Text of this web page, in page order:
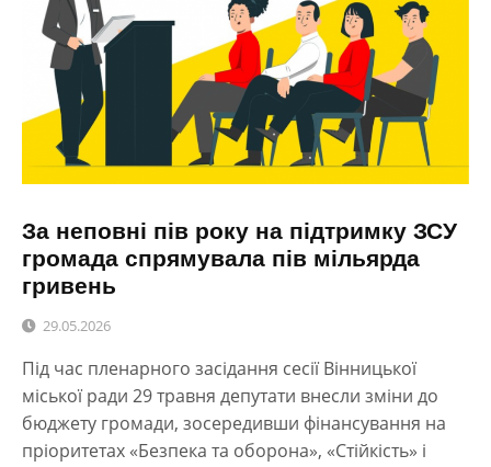
За неповні пів року на підтримку ЗСУ
громада спрямувала пів мільярда
гривень
29.05.2026
Під час пленарного засідання сесії Вінницької
міської ради 29 травня депутати внесли зміни до
бюджету громади, зосередивши фінансування на
пріоритетах «Безпека та оборона», «Стійкість» і